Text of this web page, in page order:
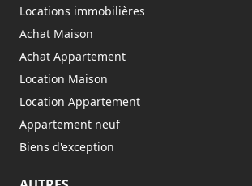
Locations immobilières
Achat Maison
Achat Appartement
Location Maison
Location Appartement
Appartement neuf
Biens d'exception